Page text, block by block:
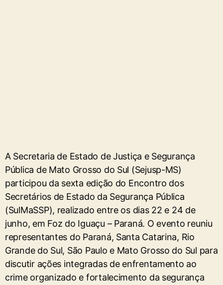
A Secretaria de Estado de Justiça e Segurança
Pública de Mato Grosso do Sul (Sejusp-MS)
participou da sexta edição do Encontro dos
Secretários de Estado da Segurança Pública
(SulMaSSP), realizado entre os dias 22 e 24 de
junho, em Foz do Iguaçu – Paraná. O evento reuniu
representantes do Paraná, Santa Catarina, Rio
Grande do Sul, São Paulo e Mato Grosso do Sul para
discutir ações integradas de enfrentamento ao
crime organizado e fortalecimento da segurança